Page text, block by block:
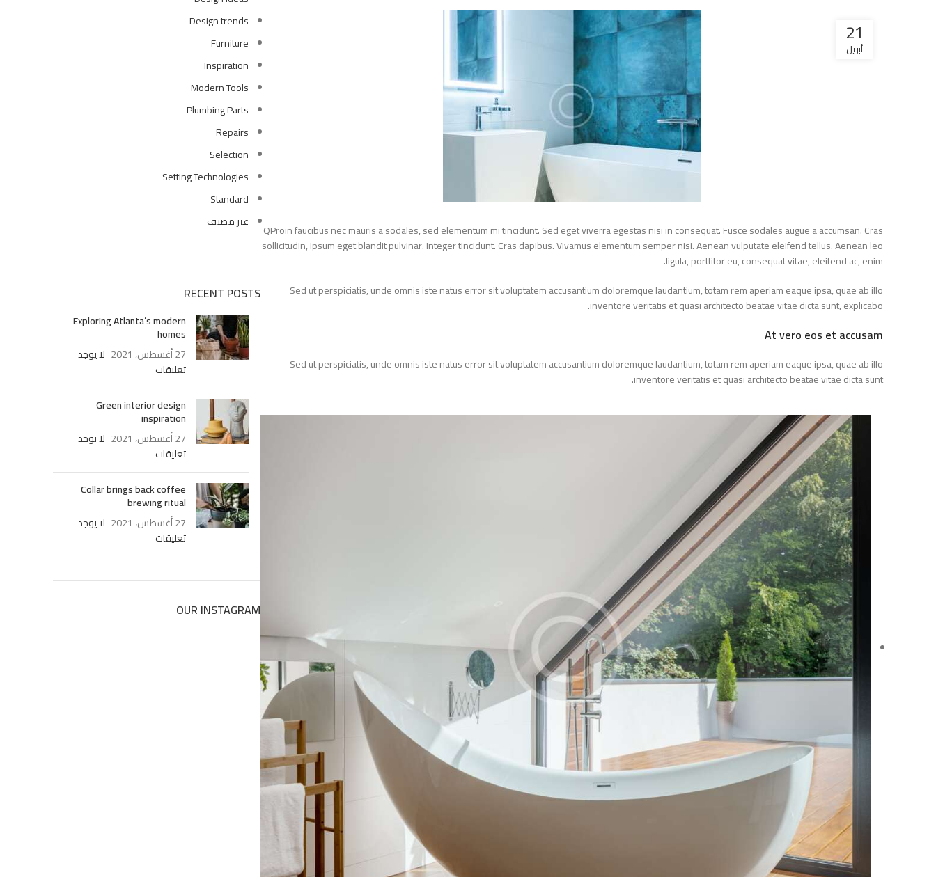
21
أبريل
QProin faucibus nec mauris a sodales, sed elementum mi tincidunt. Sed eget viverra egestas nisi in consequat. Fusce sodales augue a accumsan. Cras
sollicitudin, ipsum eget blandit pulvinar. Integer tincidunt. Cras dapibus. Vivamus elementum semper nisi. Aenean vulputate eleifend tellus. Aenean leo
ligula, porttitor eu, consequat vitae, eleifend ac, enim.
Sed ut perspiciatis, unde omnis iste natus error sit voluptatem accusantium doloremque laudantium, totam rem aperiam eaque ipsa, quae ab illo
inventore veritatis et quasi architecto beatae vitae dicta sunt, explicabo.
At vero eos et accusam
Sed ut perspiciatis, unde omnis iste natus error sit voluptatem accusantium doloremque laudantium, totam rem aperiam eaque ipsa, quae ab illo
inventore veritatis et quasi architecto beatae vitae dicta sunt.
Design trends
Furniture
Inspiration
Modern Tools
Plumbing Parts
Repairs
Selection
Setting Technologies
Standard
غير مصنف
RECENT POSTS
Exploring Atlanta’s modern
homes
27 أغسطس، 2021
لا يوجد
تعليقات
Green interior design
inspiration
27 أغسطس، 2021
لا يوجد
تعليقات
Collar brings back coffee
brewing ritual
27 أغسطس، 2021
لا يوجد
تعليقات
OUR INSTAGRAM